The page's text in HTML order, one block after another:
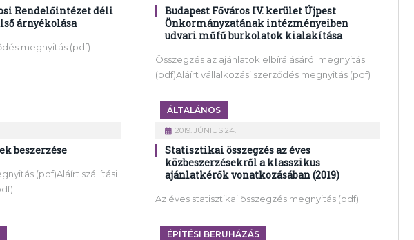
Rendelőintézet déli
árnyékolása
megnyitás (pdf)
Budapest Főváros IV. kerület Újpest
Önkormányzatának intézményeiben
udvari műfű burkolatok kialakítása
Összegzés az ajánlatok elbírálásáról megnyitás
(pdf)Aláírt vállalkozási szerződés megnyitás (pdf)
beszerzése
(pdf)Aláírt szállítási
ÁLTALÁNOS
2019. JÚNIUS 24.
Statisztikai összegzés az éves
közbeszerzésekről a klasszikus
ajánlatkérők vonatkozásában (2019)
Az éves statisztikai összegzés megnyitás (pdf)
ÉPÍTÉSI BERUHÁZÁS